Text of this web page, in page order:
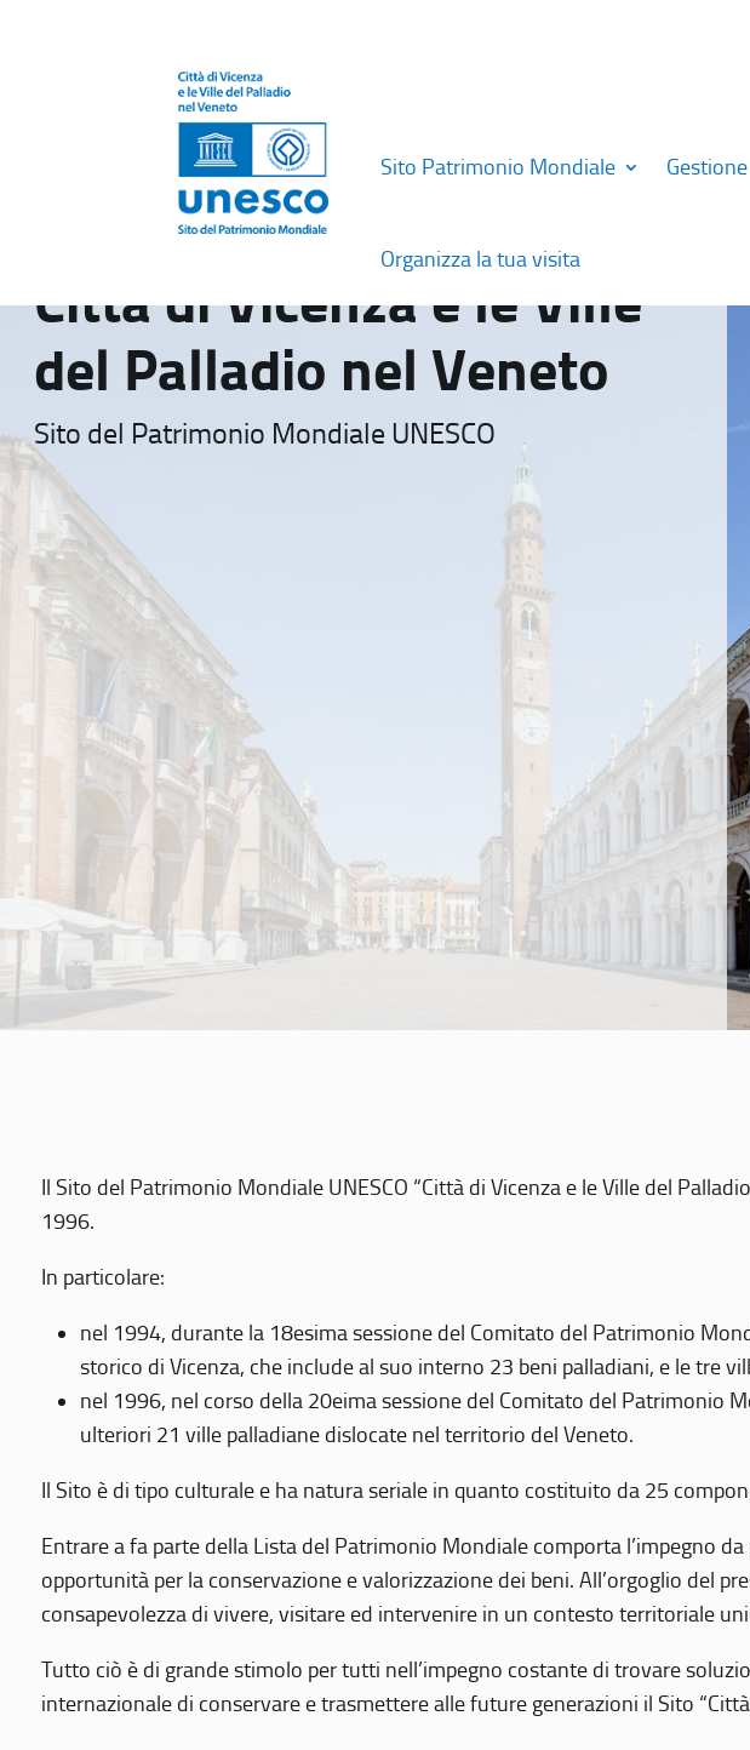
Sito Patrimonio Mondiale Gestione
Organizza la tua visita
Città di Vicenza e le Ville
del Palladio nel Veneto
Sito del Patrimonio Mondiale UNESCO
Il Sito del Patrimonio Mondiale UNESCO “Città di Vicenza e le Ville del
1996.
In particolare:
nel 1994, durante la 18esima sessione del Comitato del Patrimonio
storico di Vicenza, che include al suo interno 23 beni palladiani, e le tre
nel 1996, nel corso della 20eima sessione del Comitato del Patrimonio
ulteriori 21 ville palladiane dislocate nel territorio del Veneto.
Il Sito è di tipo culturale e ha natura seriale in quanto costituito da 25
Entrare a fa parte della Lista del Patrimonio Mondiale comporta l’impegno
opportunità per la conservazione e valorizzazione dei beni. All’orgoglio del
consapevolezza di vivere, visitare ed intervenire in un contesto territoriale
Tutto ciò è di grande stimolo per tutti nell’impegno costante di trovare
internazionale di conservare e trasmettere alle future generazioni il Sito